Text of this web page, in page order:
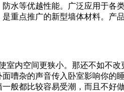
水等优越性能。广泛应用于各
点推广的新型墙体材料。产
内空间更狭小。那还不如不
嘈杂的声音传入卧室影响你的
般都比较容易受潮，而且不好